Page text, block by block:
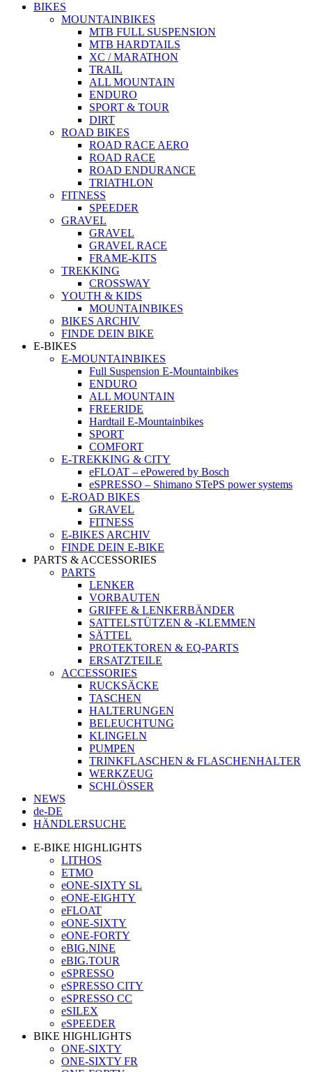
BIKES
MOUNTAINBIKES
MTB FULL SUSPENSION
MTB HARDTAILS
XC / MARATHON
TRAIL
ALL MOUNTAIN
ENDURO
SPORT & TOUR
DIRT
ROAD BIKES
ROAD RACE AERO
ROAD RACE
ROAD ENDURANCE
TRIATHLON
FITNESS
SPEEDER
GRAVEL
GRAVEL
GRAVEL RACE
FRAME-KITS
TREKKING
CROSSWAY
YOUTH & KIDS
MOUNTAINBIKES
BIKES ARCHIV
FINDE DEIN BIKE
E-BIKES
E-MOUNTAINBIKES
Full Suspension E-Mountainbikes
ENDURO
ALL MOUNTAIN
FREERIDE
Hardtail E-Mountainbikes
SPORT
COMFORT
E-TREKKING & CITY
eFLOAT – ePowered by Bosch
eSPRESSO – Shimano STePS power systems
E-ROAD BIKES
GRAVEL
FITNESS
E-BIKES ARCHIV
FINDE DEIN E-BIKE
PARTS & ACCESSORIES
PARTS
LENKER
VORBAUTEN
GRIFFE & LENKERBÄNDER
SATTELSTÜTZEN & -KLEMMEN
SÄTTEL
PROTEKTOREN & EQ-PARTS
ERSATZTEILE
ACCESSORIES
RUCKSÄCKE
TASCHEN
HALTERUNGEN
BELEUCHTUNG
KLINGELN
PUMPEN
TRINKFLASCHEN & FLASCHENHALTER
WERKZEUG
SCHLÖSSER
NEWS
de-DE
HÄNDLERSUCHE
E-BIKE HIGHLIGHTS
LITHOS
ETMO
eONE-SIXTY SL
eONE-EIGHTY
eFLOAT
eONE-SIXTY
eONE-FORTY
eBIG.NINE
eBIG.TOUR
eSPRESSO
eSPRESSO CITY
eSPRESSO CC
eSILEX
eSPEEDER
BIKE HIGHLIGHTS
ONE-SIXTY
ONE-SIXTY FR